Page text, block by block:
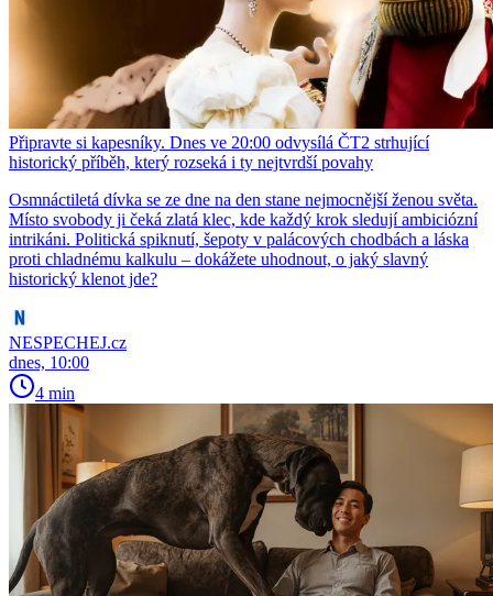
Připravte si kapesníky. Dnes ve 20:00 odvysílá ČT2 strhující
historický příběh, který rozseká i ty nejtvrdší povahy
Osmnáctiletá dívka se ze dne na den stane nejmocnější ženou světa.
Místo svobody ji čeká zlatá klec, kde každý krok sledují ambiciózní
intrikáni. Politická spiknutí, šepoty v palácových chodbách a láska
proti chladnému kalkulu – dokážete uhodnout, o jaký slavný
historický klenot jde?
NESPECHEJ.cz
dnes, 10:00
4 min